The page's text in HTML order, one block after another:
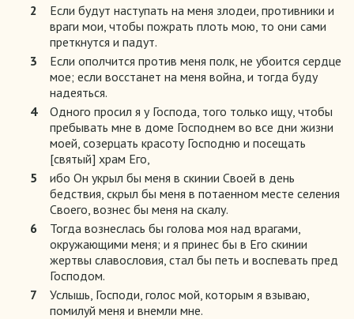
2
Если будут наступать на меня злодеи, противники и
враги мои, чтобы пожрать плоть мою, то они сами
преткнутся и падут.
3
Если ополчится против меня полк, не убоится сердце
мое; если восстанет на меня война, и тогда буду
надеяться.
4
Одного просил я у Господа, того только ищу, чтобы
пребывать мне в доме Господнем во все дни жизни
моей, созерцать красоту Господню и посещать
[святый] храм Его,
5
ибо Он укрыл бы меня в скинии Своей в день
бедствия, скрыл бы меня в потаенном месте селения
Своего, вознес бы меня на скалу.
6
Тогда вознеслась бы голова моя над врагами,
окружающими меня; и я принес бы в Его скинии
жертвы славословия, стал бы петь и воспевать пред
Господом.
7
Услышь, Господи, голос мой, которым я взываю,
помилуй меня и внемли мне.